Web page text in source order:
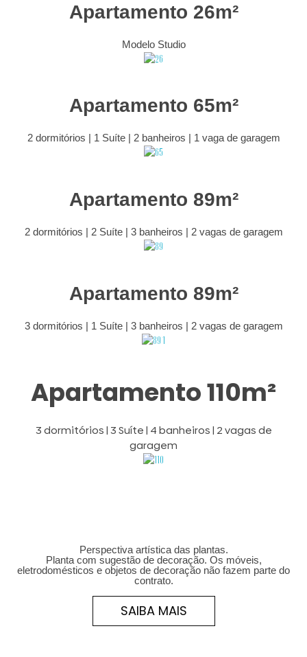
Apartamento 26m²
Modelo Studio
Apartamento 65m²
2 dormitórios | 1 Suíte | 2 banheiros | 1 vaga de garagem
Apartamento 89m²
2 dormitórios | 2 Suíte | 3 banheiros | 2 vagas de garagem
Apartamento 89m²
3 dormitórios | 1 Suíte | 3 banheiros | 2 vagas de garagem
Apartamento 110m²
3 dormitórios | 3 Suíte | 4 banheiros | 2 vagas de
garagem
Perspectiva artística das plantas.
Planta com sugestão de decoração. Os móveis,
eletrodomésticos e objetos de decoração não fazem parte do
contrato.
SAIBA MAIS